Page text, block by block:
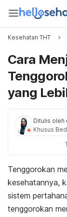
Kesehatan THT
Cara
yang
Ditulis oleh
Khusus
Tenggorokan
kesehatannya,
sistem
tenggorokan